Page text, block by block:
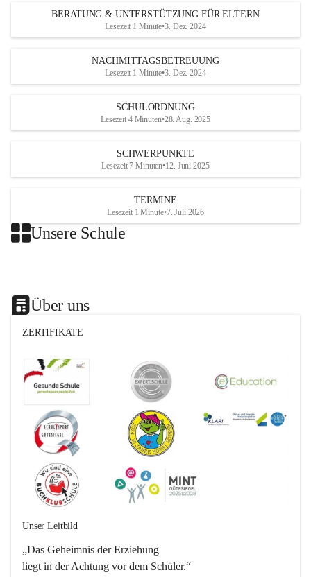
BERATUNG & UNTERSTÜTZUNG FÜR ELTERN
Lesezeit 1 Minute•3. Dez. 2024
NACHMITTAGSBETREUUNG
Lesezeit 1 Minute•3. Dez. 2024
SCHULORDNUNG
Lesezeit 4 Minuten•28. Aug. 2025
SCHWERPUNKTE
Lesezeit 7 Minuten•12. Juni 2025
TERMINE
Lesezeit 1 Minute•7. Juli 2026
Unsere Schule
Über uns
ZERTIFIKATE
Unser Leitbild
„Das Geheimnis der Erziehung
liegt in der Achtung vor dem Schüler.“